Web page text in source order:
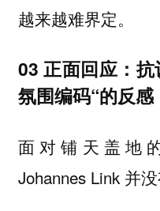
越来越难界定。
03 正面回应：
氛围编码“的反感
面对铺天盖地
Johannes Link 并